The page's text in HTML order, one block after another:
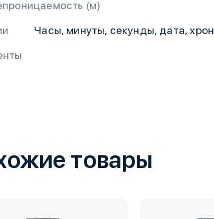
(м)
Часы, минуты, секунды, дата,
товары